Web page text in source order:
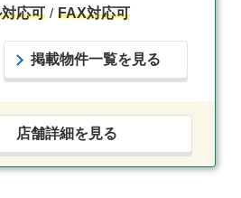
応可 FAX対応可
掲載物件一覧を見る
店舗詳細を見る